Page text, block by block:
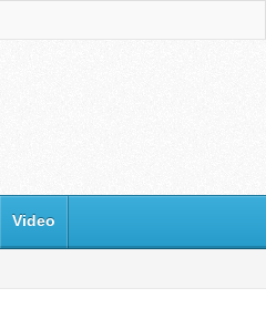
Video